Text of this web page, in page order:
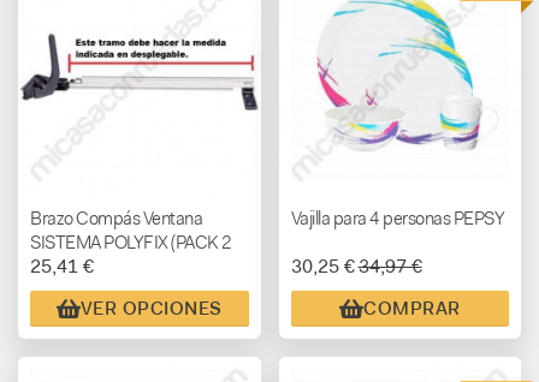
Brazo Compás Ventana
SISTEMA POLYFIX (PACK 2
UNID.)
25,41 €
VER OPCIONES
Vajilla para 4 personas PEPSY
30,25 €34,97 €
COMPRAR